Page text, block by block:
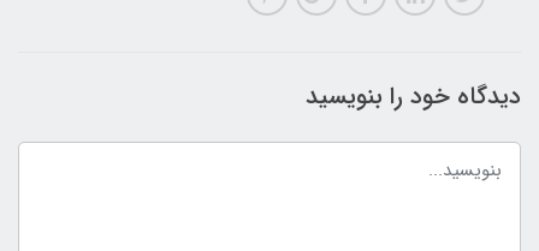
دیدگاه خود را بنویسید